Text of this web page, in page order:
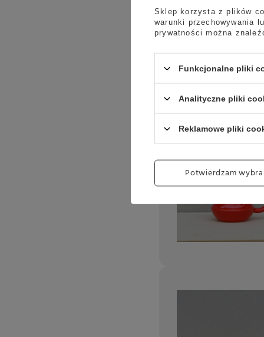
Sklep korzysta z plików
warunki przechowywania
prywatności można
Funkcjonalne pliki
Analityczne pliki
Reklamowe pliki
Potwierdzam